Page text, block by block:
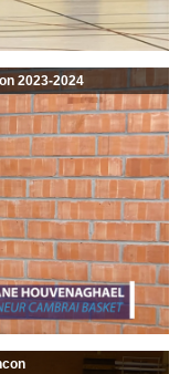
2023-2024